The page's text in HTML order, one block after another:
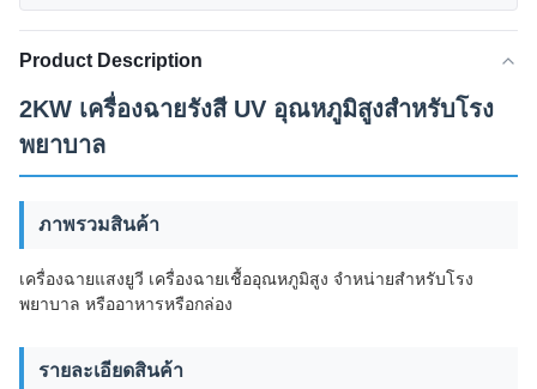
Product Description
2KW เครื่องฉายรังสี UV อุณหภูมิสูงสําหรับโรง
พยาบาล
ภาพรวมสินค้า
เครื่องฉายแสงยูวี เครื่องฉายเชื้ออุณหภูมิสูง จําหน่ายสําหรับโรง
พยาบาล หรืออาหารหรือกล่อง
รายละเอียดสินค้า